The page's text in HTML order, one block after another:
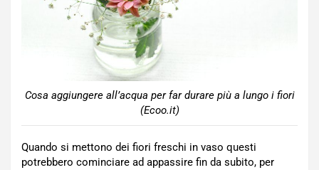
Cosa aggiungere all’acqua per far durare più a lungo i fiori
(Ecoo.it)
Quando si mettono dei fiori freschi in vaso questi
potrebbero cominciare ad appassire fin da subito, per